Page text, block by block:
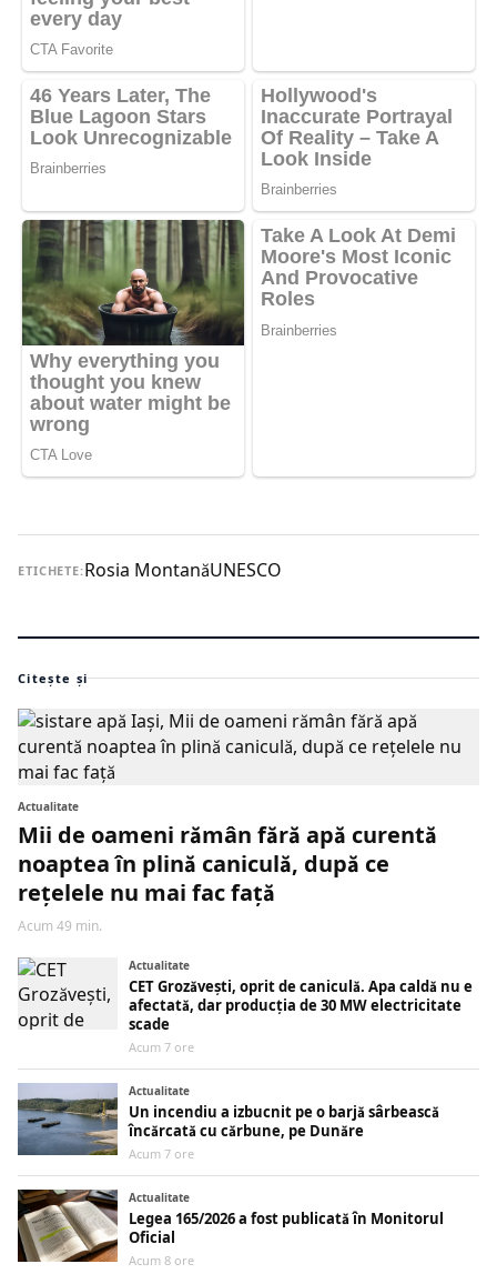
ETICHETE:Rosia MontanăUNESCO
Citește și
Actualitate
Mii de oameni rămân fără apă curentă
noaptea în plină caniculă, după ce
rețelele nu mai fac față
Acum 49 min.
Actualitate
CET Grozăvești, oprit de caniculă. Apa caldă nu e
afectată, dar producția de 30 MW electricitate
scade
Acum 7 ore
Actualitate
Un incendiu a izbucnit pe o barjă sârbească
încărcată cu cărbune, pe Dunăre
Acum 7 ore
Actualitate
Legea 165/2026 a fost publicată în Monitorul
Oficial
Acum 8 ore